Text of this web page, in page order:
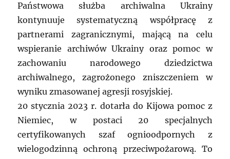
Państwowa służba archiwalna Ukrainy
kontynuuje systematyczną współpracę z
partnerami zagranicznymi, mającą na celu
wspieranie archiwów Ukrainy oraz pomoc w
zachowaniu narodowego dziedzictwa
archiwalnego, zagrożonego zniszczeniem w
wyniku zmasowanej agresji rosyjskiej.
20 stycznia 2023 r. dotarła do Kijowa pomoc z
Niemiec, w postaci 20 specjalnych
certyfikowanych szaf ognioodpornych z
wielogodzinną ochroną przeciwpożarową. To